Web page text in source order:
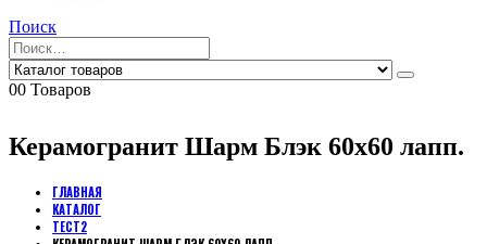
Поиск
00 Товаров
Керамогранит Шарм Блэк 60х60 лапп.
ГЛАВНАЯ
КАТАЛОГ
ТЕСТ2